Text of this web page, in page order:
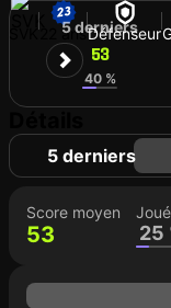
22 ansDéfenseur
5 derniers
53
40 %
5 derniers
Score moyen
53
Joué
25